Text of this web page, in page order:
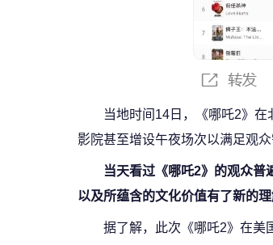
当地时间14日，《哪吒2》
影院甚至增设午夜场次以满足观众
当天看过《哪吒2》的观众普
以及所蕴含的文化价值有了新的理
据了解，此次《哪吒2》在美